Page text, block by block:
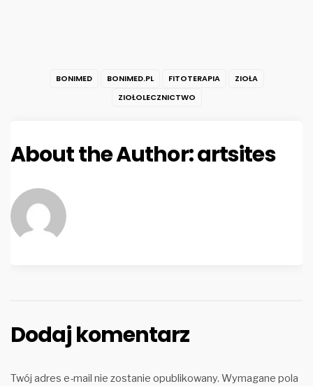
BONIMED BONIMED.PL FITOTERAPIA
ZIOŁA
ZIOŁOLECZNICTWO
About the Author:artsites
Dodaj komentarz
Twój adres e-mail nie zostanie opublikowany. Wymagane pola